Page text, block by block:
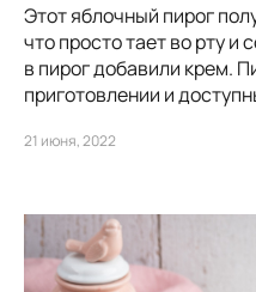
Этот яблочный пирог
что просто тает во рту и
в пирог добавили крем.
приготовлении и
21 июня, 2022